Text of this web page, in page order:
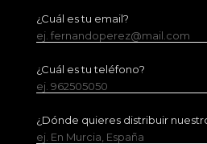
¿Cuál es tu email?
ej. fernandoperez@mail.com
¿Cuál es tu teléfono?
ej. 962505050
¿Dónde quieres distribuir
ej. En Murcia, España